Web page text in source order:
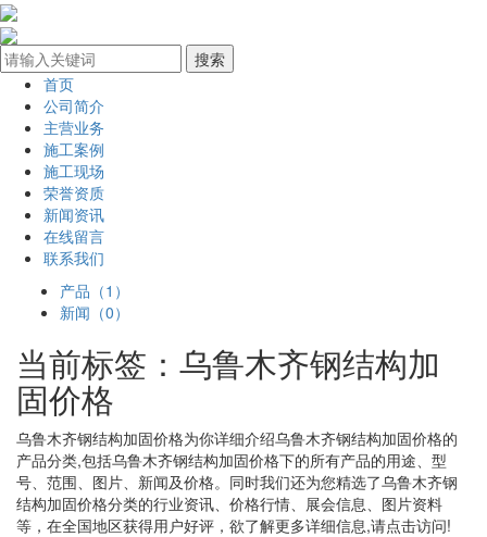
首页
公司简介
主营业务
施工案例
施工现场
荣誉资质
新闻资讯
在线留言
联系我们
产品（1）
新闻（0）
当前标签： 乌鲁木齐钢结构加
固价格
乌鲁木齐钢结构加固价格为你详细介绍乌鲁木齐钢结构加固价格的
产品分类,包括乌鲁木齐钢结构加固价格下的所有产品的用途、型
号、范围、图片、新闻及价格。同时我们还为您精选了乌鲁木齐钢
结构加固价格分类的行业资讯、价格行情、展会信息、图片资料
等，在全国地区获得用户好评，欲了解更多详细信息,请点击访问!